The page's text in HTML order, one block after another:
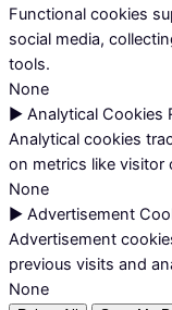
Functional cookies
social media,
tools.
None
► Analytical Cookies
Analytical cookies
on metrics like visitor
None
► Advertisement
Advertisement
previous visits and
None